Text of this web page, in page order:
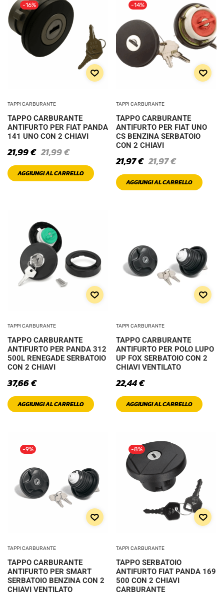
Brown
Bue Violet
Orange
Silver
White
L M
S XL
XXL
-16%
TAPPI CARBURANTE
TAPPO CARBURANTE
ANTIFURTO PER FIAT PANDA
141 UNO CON 2 CHIAVI
21,99€
21,99€
AGGIUNGI AL CARRELLO
-14%
TAPPI CARBURANTE
TAPPO CARBURANTE
ANTIFURTO PER FIAT UNO
CS BENZINA SERBATOIO
CON 2 CHIAVI
21,97€
21,97€
AGGIUNGI AL CARRELLO
TAPPI CARBURANTE
TAPPO CARBURANTE
ANTIFURTO PER PANDA 312
500L RENEGADE SERBATOIO
CON 2 CHIAVI
37,66€
AGGIUNGI AL CARRELLO
TAPPI CARBURANTE
TAPPO CARBURANTE
ANTIFURTO PER POLO LUPO
UP FOX SERBATOIO CON 2
CHIAVI VENTILATO
22,44€
AGGIUNGI AL CARRELLO
-9%
TAPPI CARBURANTE
TAPPO CARBURANTE
ANTIFURTO PER SMART
SERBATOIO BENZINA CON 2
CHIAVI VENTILATO
-8%
TAPPI CARBURANTE
TAPPO SERBATOIO
ANTIFURTO FIAT PANDA 169
500 CON 2 CHIAVI
CARBURANTE